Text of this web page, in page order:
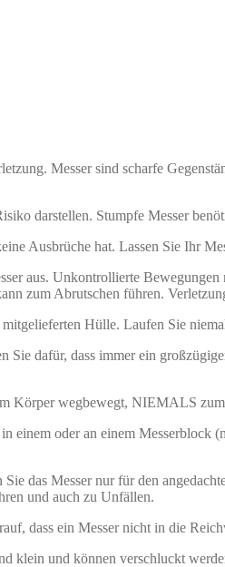
Messer sind scharfe
darstellen. Stumpfe Messer
Ausbrüche hat. Lassen Sie Ihr
aus. Unkontrollierte
zum Abrutschen führen.
Hülle. Laufen Sie
dafür, dass immer ein
Körper wegbewegt, NIEMALS
oder an einem Messerblock
das Messer nur für den
und auch zu Unfällen.
dass ein Messer nicht in die
klein und können verschluckt